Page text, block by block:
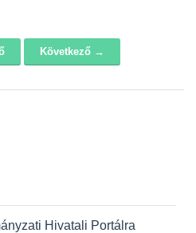
Következő →
Hivatali Portálra